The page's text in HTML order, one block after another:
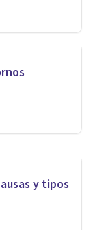
y tipos